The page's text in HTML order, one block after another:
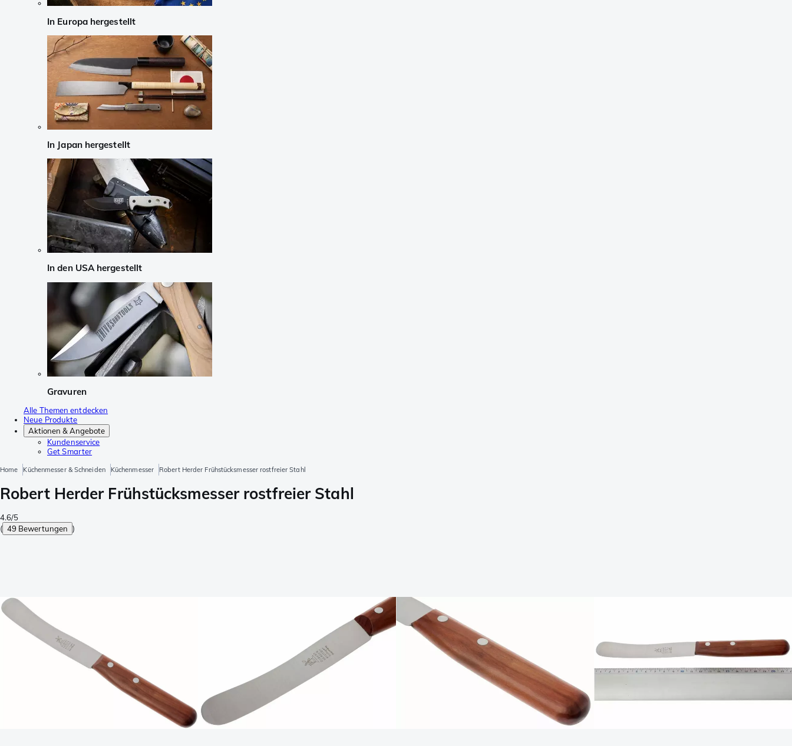
In Europa hergestellt
In Japan hergestellt
In den USA hergestellt
Gravuren
Alle Themen entdecken
Neue Produkte
Aktionen & Angebote
Kundenservice
Get Smarter
Home Küchenmesser & Schneiden Küchenmesser Robert Herder Frühstücksmesser rostfreier Stahl
Robert Herder Frühstücksmesser rostfreier Stahl
4.6/5
( 49 Bewertungen )